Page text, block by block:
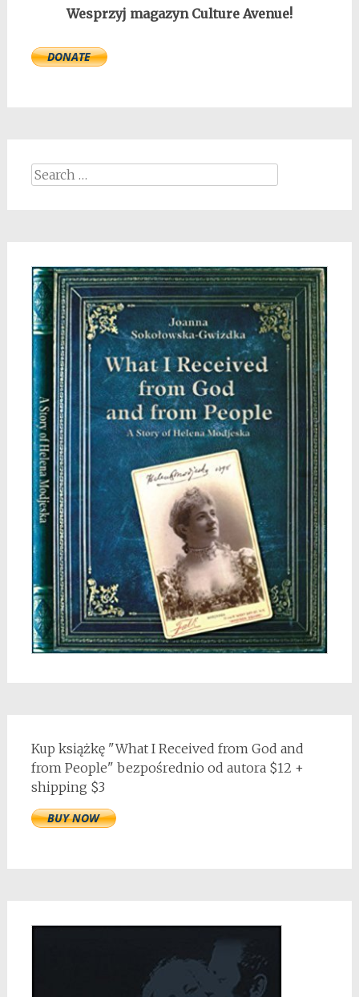
Wesprzyj magazyn Culture Avenue!
Search
for:
Kup książkę "What I Received from God and
from People" bezpośrednio od autora $12 +
shipping $3